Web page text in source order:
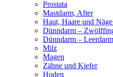
Prostata
Mastdarm, After
Haut, Haare und
Dünndarm –
Dünndarm –
Milz
Magen
Zähne und Kiefer
Hoden